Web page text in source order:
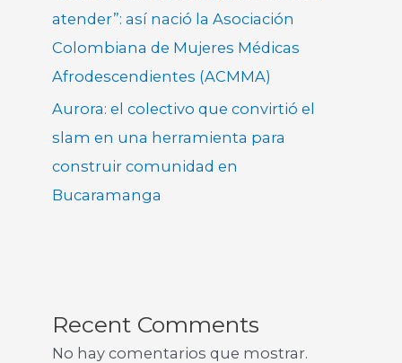
atender”: así nació la Asociación
Colombiana de Mujeres Médicas
Afrodescendientes (ACMMA)
Aurora: el colectivo que convirtió el
slam en una herramienta para
construir comunidad en
Bucaramanga
Recent Comments
No hay comentarios que mostrar.